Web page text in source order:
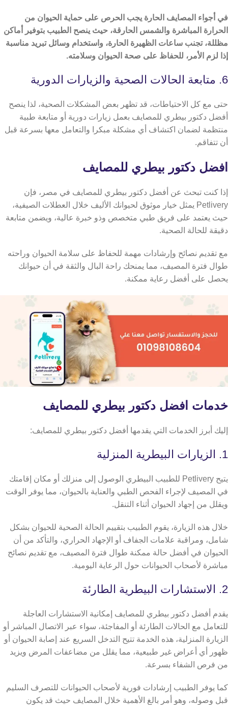
في أجواء المصايف الحارة يجب الحرص على حماية الحيوان من
الحرارة المباشرة والشمس الحارقة، حيث ينصح الطبيب بتوفير أماكن
مظللة، تجنب ساعات الظهيرة الحارة، واستخدام وسائل تبريد مناسبة
إذا لزم الأمر، للحفاظ على صحة الحيوان وسلامته.
6. متابعة الحالات الصحية والزيارات الدورية
حتى مع كل الاحتياطات، قد تظهر بعض المشكلات الصحية، لذا ينصح
أفضل دكتور بيطري للمصايف بعمل زيارات دورية أو متابعة طبية
منتظمة لضمان اكتشاف أي مشكلة مبكرا والتعامل معها بسرعة قبل
أن تتفاقم.
افضل دكتور بيطري للمصايف
إذا كنت تبحث عن أفضل دكتور بيطري للمصايف في مصر، فإن
Petlivery يمثل خيار موثوق لحيوانك الأليف خلال العطلات الصيفية،
حيث يعتمد على فريق طبي متخصص وذو خبرة عالية، ويضمن متابعة
دقيقة للحالة الصحية.
مع تقديم نصائح وإرشادات مهمة للحفاظ على سلامة الحيوان وراحته
طوال فترة المصيف، مما يمنحك راحة البال والثقة في أن حيوانك
يحصل على أفضل رعاية ممكنة.
خدمات افضل دكتور بيطري للمصايف
​​إليك أبرز الخدمات التي يقدمها أفضل دكتور بيطري للمصايف:
1. الزيارات البيطرية المنزلية
يتيح Petlivery للطبيب البيطري الوصول إلى منزلك أو مكان إقامتك
في المصيف لإجراء الفحص الطبي والعناية بالحيوان، مما يوفر الوقت
ويقلل من إجهاد الحيوان أثناء التنقل.
خلال هذه الزيارة، يقوم الطبيب بتقييم الحالة الصحية للحيوان بشكل
شامل، ومراقبة علامات الجفاف أو الإجهاد الحراري، والتأكد من أن
الحيوان في أفضل حالة ممكنة طوال فترة المصيف، مع تقديم نصائح
مباشرة لأصحاب الحيوانات حول الرعاية اليومية.
2. الاستشارات البيطرية الطارئة
يقدم أفضل دكتور بيطري للمصايف إمكانية الاستشارات العاجلة
للتعامل مع الحالات الطارئة أو المفاجئة، سواء عبر الاتصال المباشر أو
الزيارة المنزلية، هذه الخدمة تتيح التدخل السريع عند إصابة الحيوان أو
ظهور أي أعراض غير طبيعية، مما يقلل من مضاعفات المرض ويزيد
من فرص الشفاء بسرعة.
كما يوفر الطبيب إرشادات فورية لأصحاب الحيوانات للتصرف السليم
قبل وصوله، وهو أمر بالغ الأهمية خلال المصايف حيث قد يكون